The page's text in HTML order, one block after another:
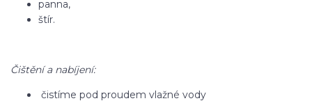
panna,
štír.
Čištění a nabíjení:
čistíme pod proudem vlažné vody